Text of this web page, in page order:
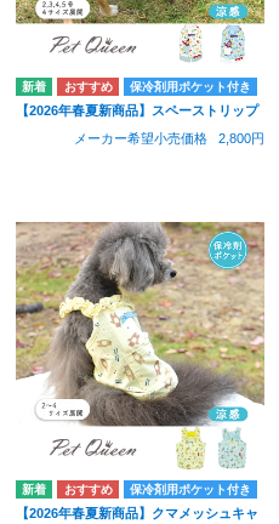
保冷剤用ポケット付き
【2026年春夏新商品】スペーストリップ
メーカー希望小売価格
2,800円
保冷剤用ポケット付き
【2026年春夏新商品】クマメッシュキャ